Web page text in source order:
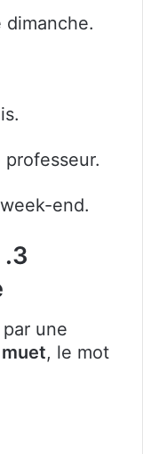
dimanche.
professeur.
end.
une
, le mot